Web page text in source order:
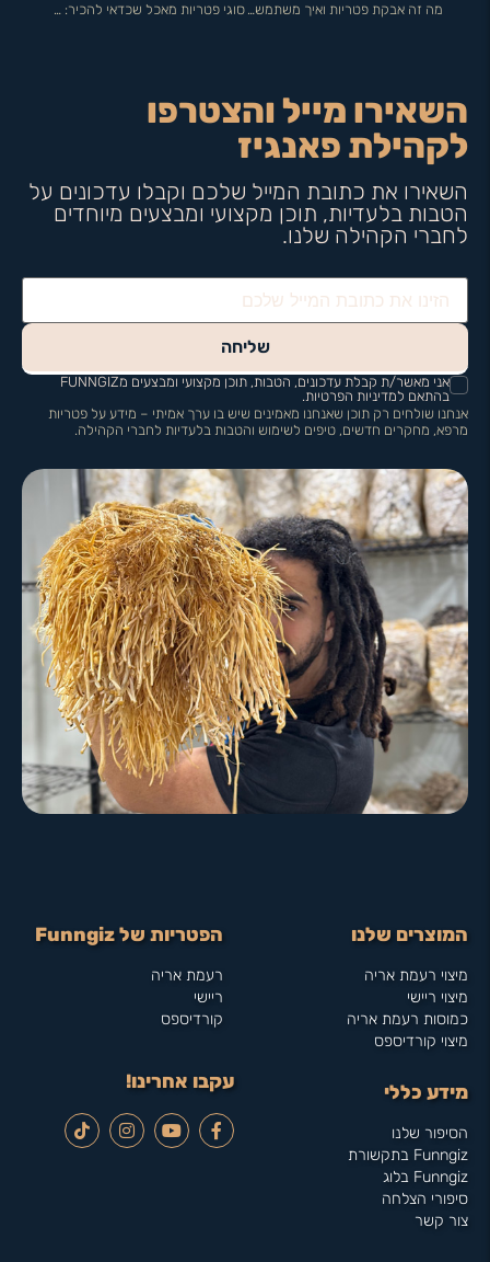
מה זה אבקת פטריות ואיך משתמשים בה? סוגי פטריות מאכל שכדאי להכיר: גלו את הטעמים והסגולות
השאירו מייל והצטרפו
לקהילת פאנגיז
השאירו את כתובת המייל שלכם וקבלו עדכונים על
הטבות בלעדיות, תוכן מקצועי ומבצעים מיוחדים
לחברי הקהילה שלנו.
שליחה
אני מאשר/ת קבלת עדכונים, הטבות, תוכן מקצועי ומבצעים מFUNNGIZ
בהתאם למדיניות הפרטיות.
אנחנו שולחים רק תוכן שאנחנו מאמינים שיש בו ערך אמיתי – מידע על פטריות
מרפא, מחקרים חדשים, טיפים לשימוש והטבות בלעדיות לחברי הקהילה.
המוצרים שלנו
מיצוי רעמת אריה
מיצוי ריישי
כמוסות רעמת אריה
מיצוי קורדיספס
הפטריות של Funngiz
רעמת אריה
ריישי
קורדיספס
מידע כללי
הסיפור שלנו
Funngiz בתקשורת
Funngiz בלוג
סיפורי הצלחה
צור קשר
עקבו אחרינו!